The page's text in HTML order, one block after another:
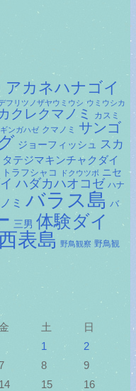
アカネハナゴイ
フリツノザヤウミウシ ウミウシカ
クレクマノミ
カスミ
ギンガハゼ クマノミ サンゴ
ジョーフィッシュ
スカ
タテジマキンチャクダイ
トラフシャコ ドクウツボ
ニセ
ハダカハオコゼ ハナ
ミ バラス島 バ
三男 体験ダイ
表島 野鳥観察 野鳥観
土
日
1
2
8
9
14 15
16